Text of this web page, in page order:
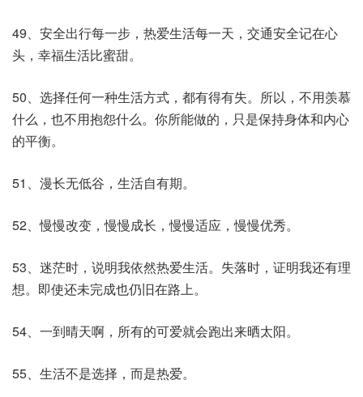
49、安全出行每一步，热爱生活每一天，交通安全记在心
头，幸福生活比蜜甜。
50、选择任何一种生活方式，都有得有失。所以，不用羡慕
什么，也不用抱怨什么。你所能做的，只是保持身体和内心
的平衡。
51、漫长无低谷，生活自有期。
52、慢慢改变，慢慢成长，慢慢适应，慢慢优秀。
53、迷茫时，说明我依然热爱生活。失落时，证明我还有理
想。即使还未完成也仍旧在路上。
54、一到晴天啊，所有的可爱就会跑出来晒太阳。
55、生活不是选择，而是热爱。